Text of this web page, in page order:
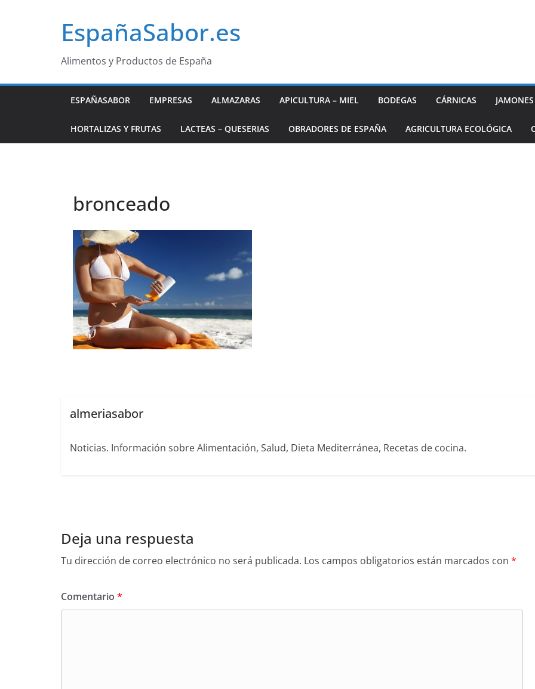
EspañaSabor.es
Alimentos y Productos de España
ESPAÑASABOR EMPRESAS ALMAZARAS APICULTURA – MIEL BODEGAS CÁRNICAS
HORTALIZAS Y FRUTAS LACTEAS – QUESERIAS OBRADORES DE ESPAÑA AGRICULTURA ECOLÓGICA
bronceado
almeriasabor
Noticias. Información sobre Alimentación, Salud, Dieta Mediterránea, Recetas de cocina.
Deja una respuesta
Tu dirección de correo electrónico no será publicada. Los campos obligatorios están marcados con *
Comentario *